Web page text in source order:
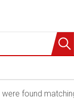
found